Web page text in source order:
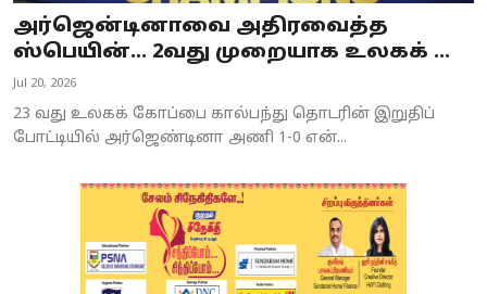
அர்ஜென்டினாவை அதிரவைத்த
ஸ்பெயின்... 2வது முறையாக உலகக் ...
Jul 20, 2026
23 வது உலகக் கோப்பை கால்பந்து தொடரின் இறுதிப்
போட்டியில் அர்ஜெண்டினா அணி 1-0 என்...